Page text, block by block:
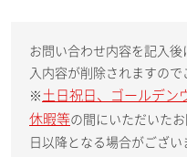
お問い合わせ内容を記入
入内容が削除されますので
※ 土日祝日、ゴールデン
休暇等の間にいただいた
日以降となる場合がござい